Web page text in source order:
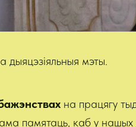
мэты.
на працягу
памятаць, каб у нашых